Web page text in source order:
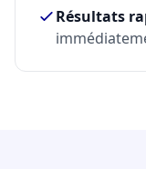
Résultats